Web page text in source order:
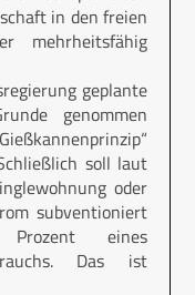
in den freien
mehrheitsfähig
geplante
genommen
soll laut
oder
subventioniert
eines
Das ist